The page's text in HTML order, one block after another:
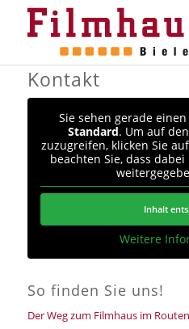
Kontakt
Sie sehen gerade
Standard. Um auf
zuzugreifen, klicken Sie
beachten Sie, dass
Inhalt
Weitere
So finden Sie uns!
Der Weg zum Filmhaus im